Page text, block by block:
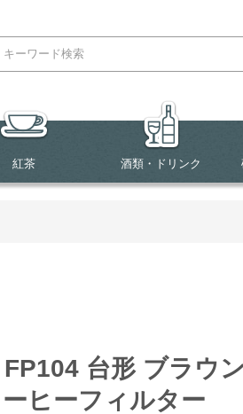
紅茶 酒類・ドリンク
台形 ブラウ
ヒーフィルター